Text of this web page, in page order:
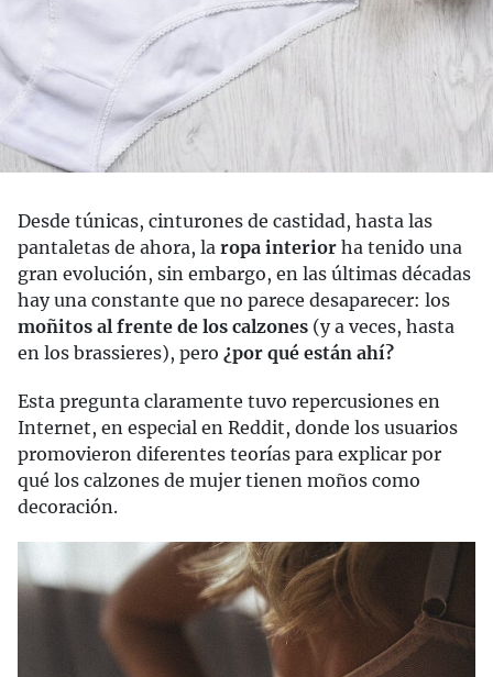
Desde túnicas, cinturones de castidad, hasta las
pantaletas de ahora, la ropa interior ha tenido una
gran evolución, sin embargo, en las últimas décadas
hay una constante que no parece desaparecer: los
moñitos al frente de los calzones (y a veces, hasta
en los brassieres), pero ¿por qué están ahí?
Esta pregunta claramente tuvo repercusiones en
Internet, en especial en Reddit, donde los usuarios
promovieron diferentes teorías para explicar por
qué los calzones de mujer tienen moños como
decoración.